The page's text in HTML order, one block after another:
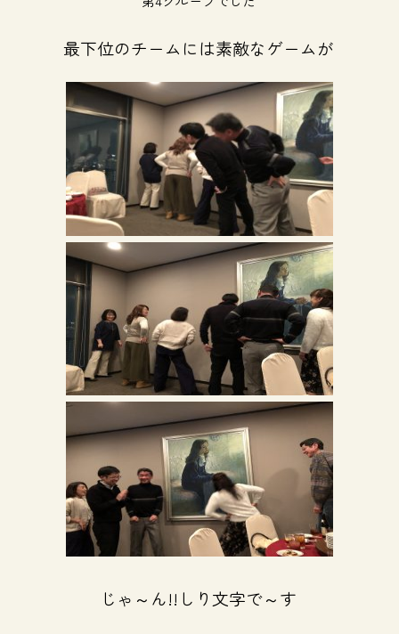
最下位のチームには素敵なゲームが
じゃ～ん!!しり文字で～す